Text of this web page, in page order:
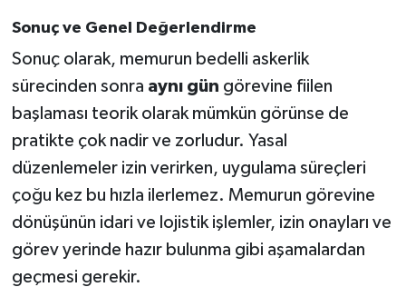
Sonuç ve Genel Değerlendirme
Sonuç olarak, memurun bedelli askerlik
sürecinden sonra aynı gün görevine fiilen
başlaması teorik olarak mümkün görünse de
pratikte çok nadir ve zorludur. Yasal
düzenlemeler izin verirken, uygulama süreçleri
çoğu kez bu hızla ilerlemez. Memurun görevine
dönüşünün idari ve lojistik işlemler, izin onayları ve
görev yerinde hazır bulunma gibi aşamalardan
geçmesi gerekir.